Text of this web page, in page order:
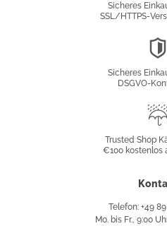
Sicheres
SSL/HTTPS-
Sicheres
DSGVO-
Trusted Shop
€100 kostenlos
Telefon: +49
Mo. bis Fr., 9:00